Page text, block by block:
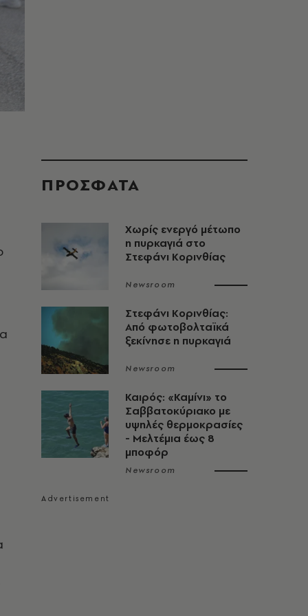
ΠΡΟΣΦΑΤΑ
Χωρίς ενεργό μέτωπο
η πυρκαγιά στο
Στεφάνι Κορινθίας
Newsroom
Στεφάνι Κορινθίας:
Από φωτοβολταϊκά
ξεκίνησε η πυρκαγιά
Newsroom
Καιρός: «Καμίνι» το
Σαββατοκύριακο με
υψηλές θερμοκρασίες
- Mελτέμια έως 8
μποφόρ
Newsroom